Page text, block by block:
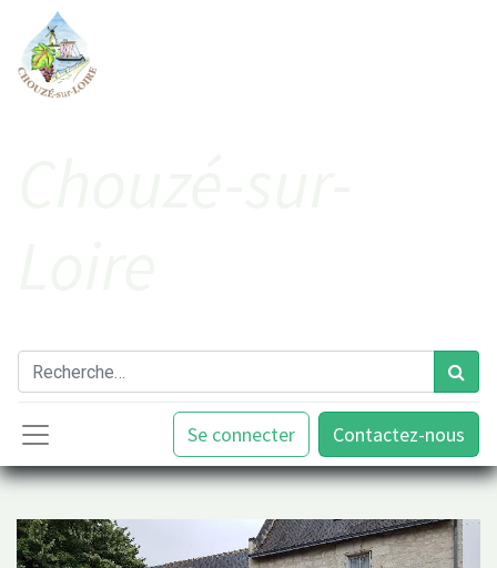
Se connecter Contactez-nous